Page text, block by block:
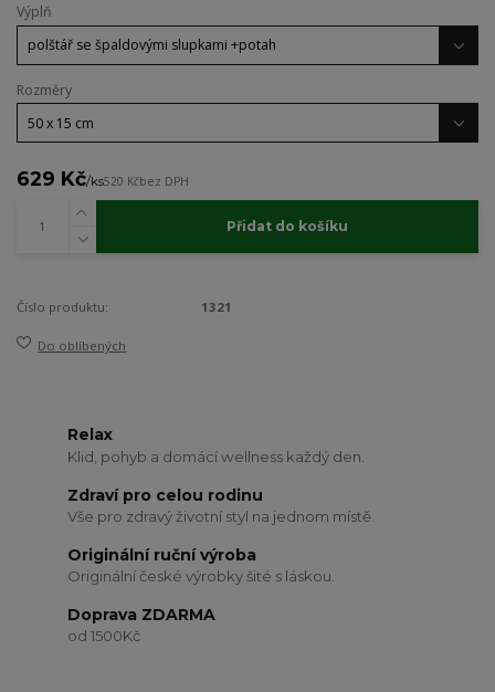
Výplň
Rozměry
629 Kč/ks520 Kčbez DPH
Přidat do košíku
Číslo produktu: 1321
Do oblíbených
Relax
Klid, pohyb a domácí wellness každý den.
Zdraví pro celou rodinu
Vše pro zdravý životní styl na jednom místě.
Originální ruční výroba
Originální české výrobky šité s láskou.
Doprava ZDARMA
od 1500Kč